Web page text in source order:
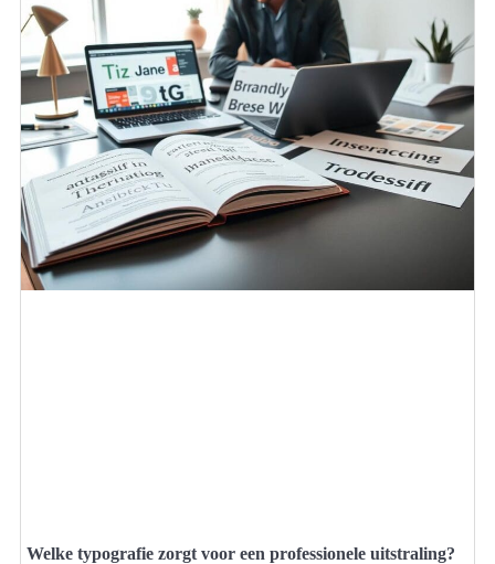
Welke typografie zorgt voor een professionele uitstraling?